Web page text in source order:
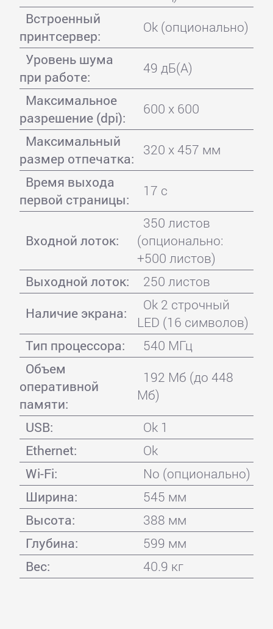
Встроенный
принтсервер:
Ok (опционально)
Уровень шума
при работе:
49 дБ(А)
Максимальное
разрешение (dpi):
600 x 600
Максимальный
размер отпечатка:
320 x 457 мм
Время выхода
первой страницы:
17 с
Входной лоток:
350 листов
(опционально:
+500 листов)
Выходной лоток:
250 листов
Наличие экрана:
Ok 2 строчный
LED (16 символов)
Тип процессора:
540 МГц
Объем
оперативной
памяти:
192 Мб (до 448
Мб)
USB:
Ok 1
Ethernet:
Ok
Wi-Fi:
No (опционально)
Ширина:
545 мм
Высота:
388 мм
Глубина:
599 мм
Вес:
40.9 кг